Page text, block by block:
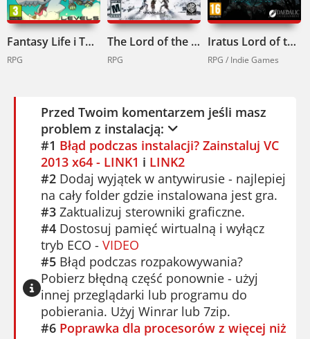
cały wieczór. I tyle.
Jeśli szukasz relaksu bez presji,Tales of
the Shire
jest dla ciebie. Usiądź z herbatą,
Fantasy Life i The Girl Who Steals Time Pobierz
RPG
The Lord of the Rings: War in the North Pobierz
RPG
Iratus Lord of the Dead Pobierz
RPG / Indie Games
Przed Twoim komentarzem jeśli masz
problem z instalacją:
#1 Błąd podczas instalacji? Zainstaluj VC
2013 x64 - LINK1 i LINK2
#2 Dodaj wyjątek w antywirusie - najlepiej
na cały folder gdzie instalowana jest gra.
#3 Zaktualizuj sterowniki graficzne.
#4 Dostosuj pamięć wirtualną i wyłącz
tryb ECO - VIDEO
#5 Błąd podczas rozpakowywania?
Pobierz błędną część ponownie - użyj
innej przeglądarki lub programu do
pobierania. Użyj Winrar lub 7zip.
#6 Poprawka dla procesorów z więcej niż